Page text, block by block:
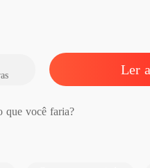
Ler
que você faria?